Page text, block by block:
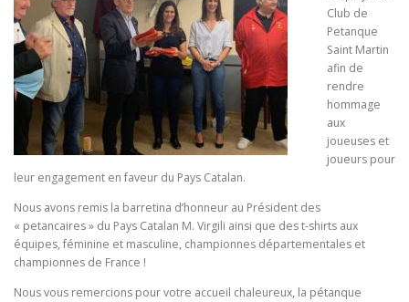
Club de
Petanque
Saint Martin
afin de
rendre
hommage
aux
joueuses et
joueurs pour
leur engagement en faveur du Pays Catalan.
Nous avons remis la barretina d’honneur au Président des
« petancaires » du Pays Catalan M. Virgili ainsi que des t-shirts aux
équipes, féminine et masculine, championnes départementales et
championnes de France !
Nous vous remercions pour votre accueil chaleureux, la pétanque